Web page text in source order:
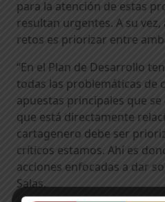
para la atención de estas
resultan urgentes. A su
retos es priorizar entre
“En el Plan de Desarrollo
todas las problemáticas de
apuestas principales que
que está directamente
cartagenero debe ser
críticos estamos. Ahí es
acciones enfocadas a dar
Salas.